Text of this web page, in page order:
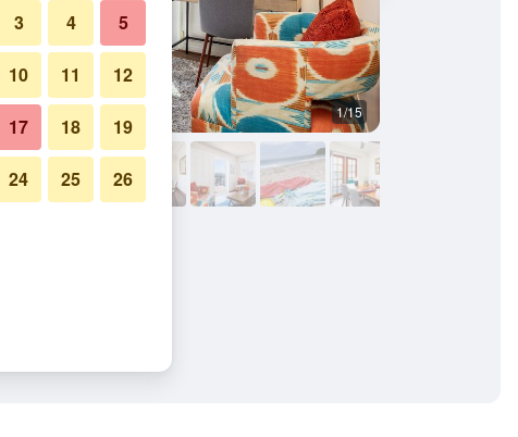
1/15
3 4 5
10 11 12
17 18 19
24 25 26